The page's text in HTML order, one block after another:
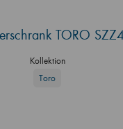
TORO
Kollektion
Toro